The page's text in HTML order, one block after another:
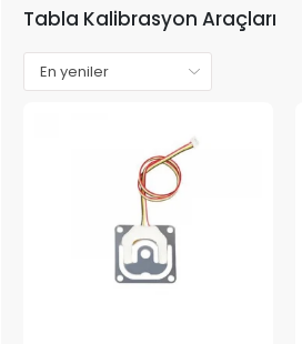
Tabla Kalibrasyon Araçları